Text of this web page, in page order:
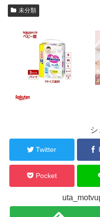
未分類
シ
Twitter
Pocket